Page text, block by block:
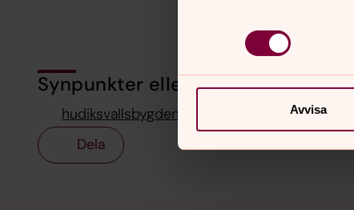
Avvisa
Synpunkter eller frågor på sidans
Dela